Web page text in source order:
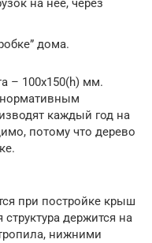
на неё, через
дома.
– 100х150(h) мм.
каждый год на
потому что дерево
при постройке крыш
держится на
нижними